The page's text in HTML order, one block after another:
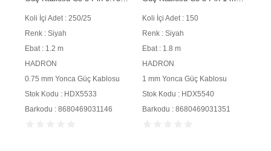
Koli İçi Adet : 250/25
Renk : Siyah
Ebat : 1.2 m
HADRON
0.75 mm Yonca Güç Kablosu
Stok Kodu : HDX5533
Barkodu : 8680469031146
Koli İçi Adet : 150
Renk : Siyah
Ebat : 1.8 m
HADRON
1 mm Yonca Güç Kablosu
Stok Kodu : HDX5540
Barkodu : 8680469031351